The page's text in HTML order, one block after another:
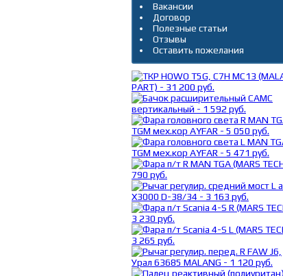
Вакансии
Договор
Полезные статьи
Отзывы
Оставить пожелания